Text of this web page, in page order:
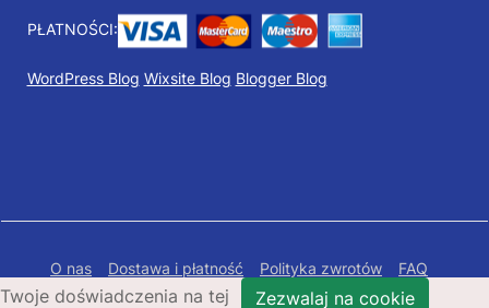
PŁATNOŚCI:
WordPress Blog Wixsite Blog Blogger Blog
O nas Dostawa i płatność Polityka zwrotów
FAQ
Polityka prywatności
Mapa Strony
Twoje doświadczenia na tej Zezwalaj na cookie